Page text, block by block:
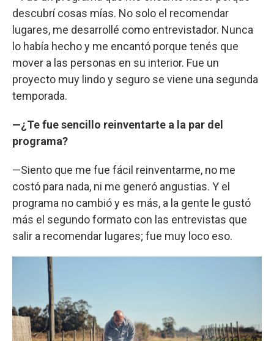
descubrí cosas mías. No solo el recomendar
lugares, me desarrollé como entrevistador. Nunca
lo había hecho y me encantó porque tenés que
mover a las personas en su interior. Fue un
proyecto muy lindo y seguro se viene una segunda
temporada.
—¿Te fue sencillo reinventarte a la par del
programa?
—Siento que me fue fácil reinventarme, no me
costó para nada, ni me generó angustias. Y el
programa no cambió y es más, a la gente le gustó
más el segundo formato con las entrevistas que
salir a recomendar lugares; fue muy loco eso.